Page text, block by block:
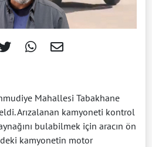
Mahallesi Tabakhane
Arızalanan kamyoneti kontrol
bulabilmek için aracın ön
kamyonetin motor